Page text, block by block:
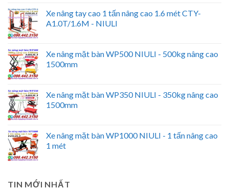
Xe nâng tay cao 1 tấn nâng cao 1.6 mét CTY-
A1.0T/1.6M - NIULI
Xe nâng mặt bàn WP500 NIULI - 500kg nâng cao
1500mm
Xe nâng mặt bàn WP350 NIULI - 350kg nâng cao
1500mm
Xe nâng mặt bàn WP1000 NIULI - 1 tấn nâng cao
1 mét
TIN MỚI NHẤT